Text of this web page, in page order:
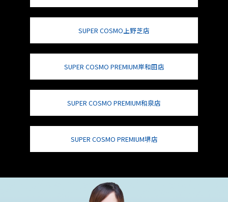
SUPER COSMO上野芝店
SUPER COSMO PREMIUM岸和田店
SUPER COSMO PREMIUM和泉店
SUPER COSMO PREMIUM堺店